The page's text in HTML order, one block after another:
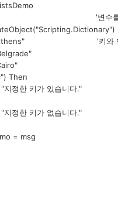
'변수를 작성
'키와 항목을
Then
키가 있습니다."
키가 없습니다."
= msg